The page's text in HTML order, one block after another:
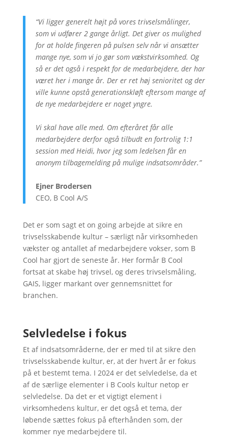
“Vi ligger generelt højt på vores trivselsmålinger,
som vi udfører 2 gange årligt. Det giver os mulighed
for at holde fingeren på pulsen selv når vi ansætter
mange nye, som vi jo gør som vækstvirksomhed. Og
så er det også i respekt for de medarbejdere, der har
været her i mange år. Der er ret høj senioritet og der
ville kunne opstå generationskløft eftersom mange af
de nye medarbejdere er noget yngre.
Vi skal have alle med. Om efteråret får alle
medarbejdere derfor også tilbudt en fortrolig 1:1
session med Heidi, hvor jeg som ledelsen får en
anonym tilbagemelding på mulige indsatsområder.”
Ejner Brodersen
CEO, B Cool A/S
Det er som sagt et on going arbejde at sikre en
trivselsskabende kultur – særligt når virksomheden
vækster og antallet af medarbejdere vokser, som B
Cool har gjort de seneste år. Her formår B Cool
fortsat at skabe høj trivsel, og deres trivselsmåling,
GAIS, ligger markant over gennemsnittet for
branchen.
Selvledelse i fokus
Et af indsatsområderne, der er med til at sikre den
trivselsskabende kultur, er, at der hvert år er fokus
på et bestemt tema. I 2024 er det selvledelse, da et
af de særlige elementer i B Cools kultur netop er
selvledelse. Da det er et vigtigt element i
virksomhedens kultur, er det også et tema, der
løbende sættes fokus på efterhånden som, der
kommer nye medarbejdere til.